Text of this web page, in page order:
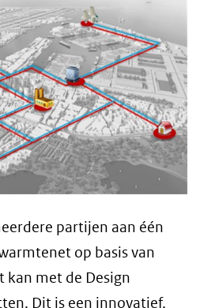
partijen aan één
op basis van
kan met de Design
Dit is een innovatief,